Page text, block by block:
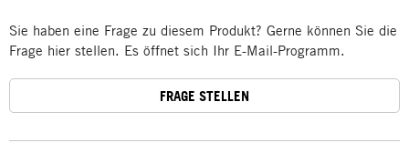
Sie haben eine Frage zu diesem Produkt? Gerne können Sie die
Frage hier stellen. Es öffnet sich Ihr E-Mail-Programm.
FRAGE STELLEN